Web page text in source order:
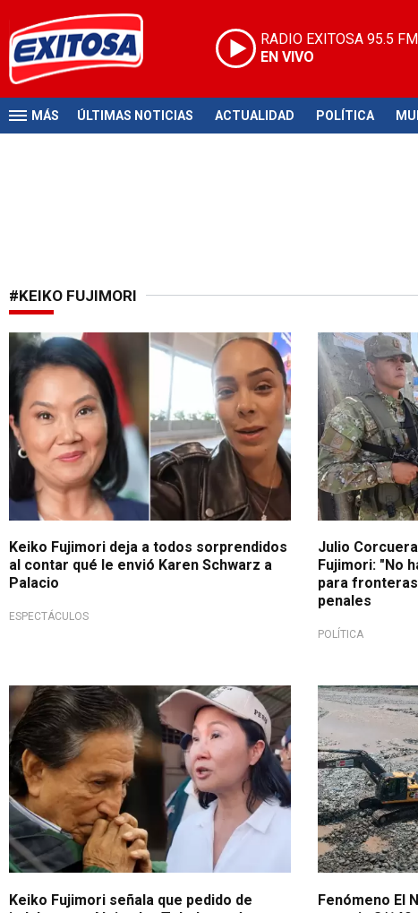
RADIO EXITOSA 95.5 FM
EN VIVO
MÁS ÚLTIMAS NOTICIAS ACTUALIDAD POLÍTICA
#KEIKO FUJIMORI
Regalo inesperado
Keiko Fujimori deja a todos sorprendidos
al contar qué le envió Karen Schwarz a
Palacio
ESPECTÁCULOS
Análisis de
Julio
Fujimori: "No
para
penales
POLÍTICA
Debate político
Keiko Fujimori señala que pedido de
Preparación y
Fenómeno El